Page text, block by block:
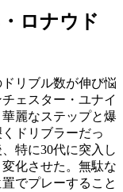
ロナウド
リブル数が伸び悩
ェスター・ユナイ
麗なステップと爆
ドリブラーだっ
特に30代に突入し
化させた。無駄な
でプレーすること